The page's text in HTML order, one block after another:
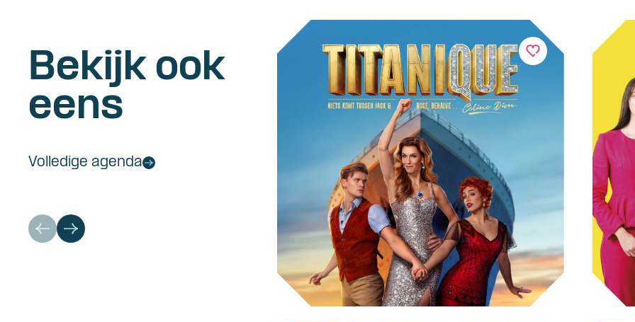
Bekijk ook
eens
Volledige agenda